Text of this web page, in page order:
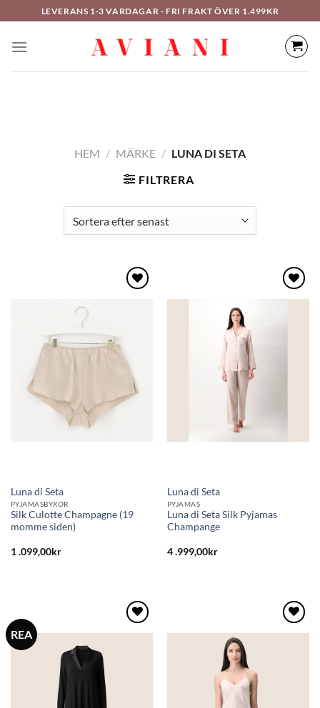
till
innehåll
LEVERANS 1-3 VARDAGAR - FRI FRAKT ÖVER 1.499KR
HEM / MÄRKE / LUNA DI SETA
FILTRERA
önskelistan
Luna di Seta
PYJAMASBYXOR
Silk Culotte Champagne (19
momme siden)
1 .099,00kr
Luna di Seta
PYJAMAS
Luna di Seta Silk Pyjamas
Champange
4 .999,00kr
REA
önskelistan